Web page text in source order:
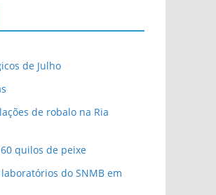
de Julho
de robalo na Ria
quilos de peixe
do SNMB em